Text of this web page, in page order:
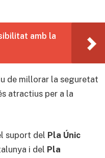
amb la
de millorar la seguretat
atractius per a la
suport del Pla Únic
i del Pla